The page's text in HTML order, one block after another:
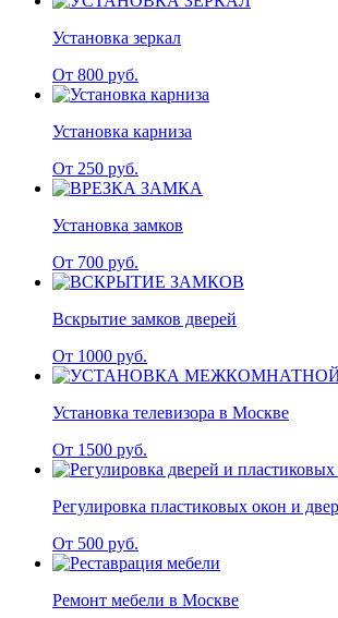
Установка зеркал
От 800 руб.
Установка карниза
От 250 руб.
Установка замков
От 700 руб.
Вскрытие замков дверей
От 1000 руб.
Установка телевизора в Москве
От 1500 руб.
Регулировка пластиковых окон и
От 500 руб.
Ремонт мебели в Москве